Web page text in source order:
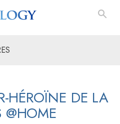
HÉROÏNE DE LA
@HOME